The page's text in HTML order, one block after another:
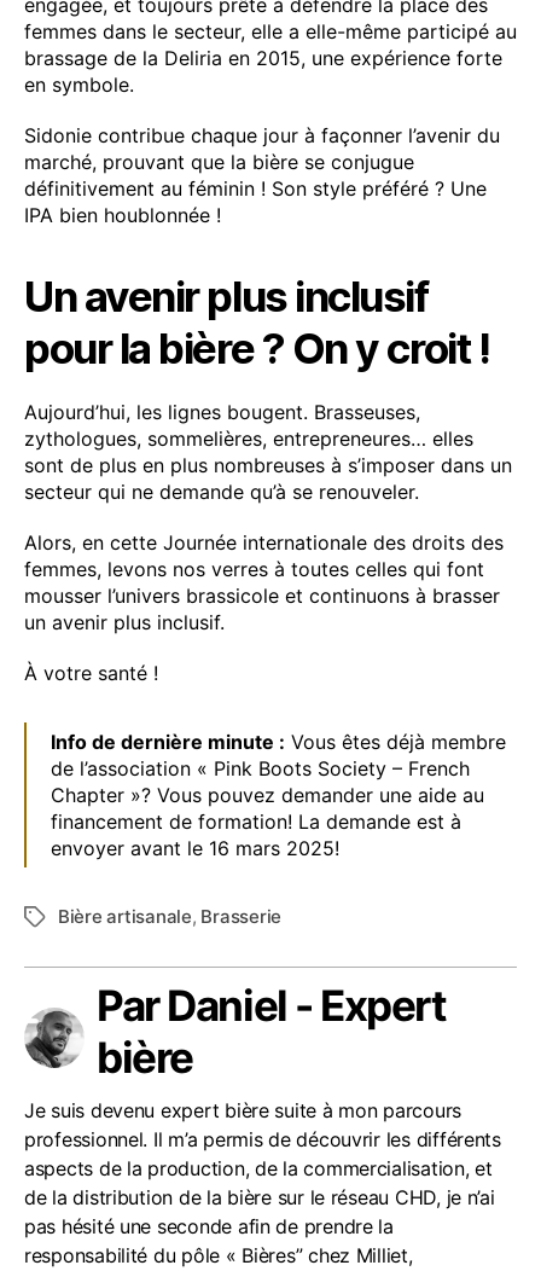
engagée, et toujours prête à défendre la place des
femmes dans le secteur, elle a elle-même participé au
brassage de la Deliria en 2015, une expérience forte
en symbole.
Sidonie contribue chaque jour à façonner l’avenir du
marché, prouvant que la bière se conjugue
définitivement au féminin ! Son style préféré ? Une
IPA bien houblonnée !
Un avenir plus inclusif
pour la bière ? On y croit !
Aujourd’hui, les lignes bougent. Brasseuses,
zythologues, sommelières, entrepreneures… elles
sont de plus en plus nombreuses à s’imposer dans un
secteur qui ne demande qu’à se renouveler.
Alors, en cette Journée internationale des droits des
femmes, levons nos verres à toutes celles qui font
mousser l’univers brassicole et continuons à brasser
un avenir plus inclusif.
À votre santé !
Info de dernière minute : Vous êtes déjà membre
de l’association « Pink Boots Society – French
Chapter »? Vous pouvez demander une aide au
financement de formation! La demande est à
envoyer avant le 16 mars 2025!
Étiquettes
Bière artisanale, Brasserie
Par Daniel - Expert
bière
Je suis devenu expert bière suite à mon parcours
professionnel. Il m’a permis de découvrir les différents
aspects de la production, de la commercialisation, et
de la distribution de la bière sur le réseau CHD, je n’ai
pas hésité une seconde afin de prendre la
responsabilité du pôle « Bières” chez Milliet,